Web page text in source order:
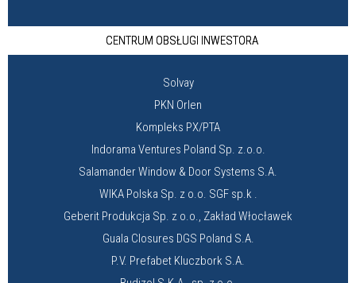
CENTRUM OBSŁUGI INWESTORA
Solvay
PKN Orlen
Kompleks PX/PTA
Indorama Ventures Poland Sp. z.o.o.
Salamander Window & Door Systems S.A.
WIKA Polska Sp. z o.o. SGF sp.k .
Geberit Produkcja Sp. z o.o., Zakład Włocławek
Guala Closures DGS Poland S.A.
P.V. Prefabet Kluczbork S.A.